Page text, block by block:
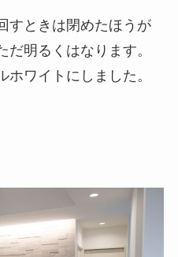
すときは閉めたほうが
明るくはなります。
ワイトにしました。